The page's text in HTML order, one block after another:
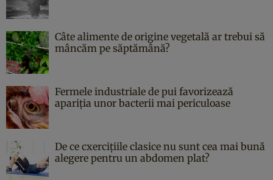
Câte alimente de origine vegetală ar trebui să
mâncăm pe săptămână?
Fermele industriale de pui favorizează
apariția unor bacterii mai periculoase
De ce cxercițiile clasice nu sunt cea mai bună
alegere pentru un abdomen plat?